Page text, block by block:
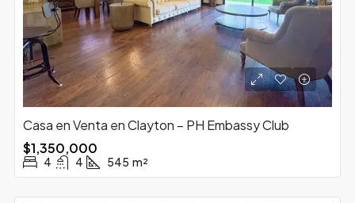
Casa en Venta en Clayton – PH Embassy Club
$1,350,000
4 4 545 m²